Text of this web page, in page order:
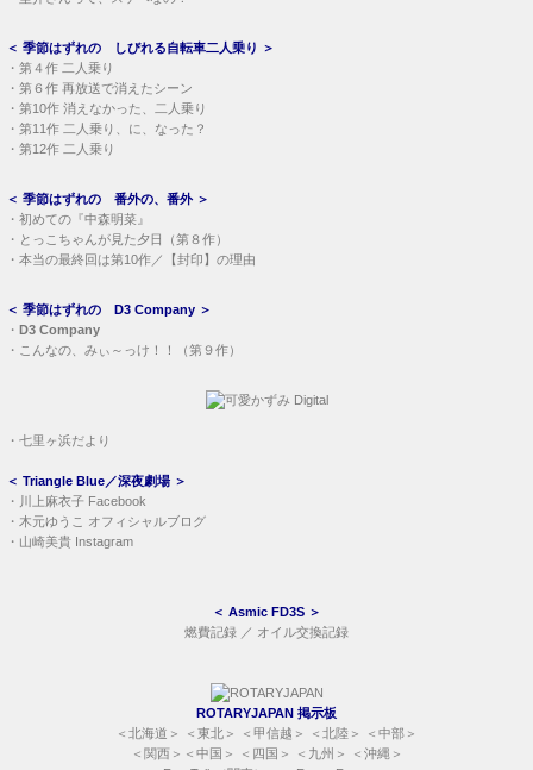
＜ 季節はずれの しびれる自転車二人乗り ＞
・ 第４作 二人乗り
・ 第６作 再放送で消えたシーン
・ 第10作 消えなかった、二人乗り
・ 第11作 二人乗り、に、なった？
・ 第12作 二人乗り
＜ 季節はずれの 番外の、番外＞
・ 初めての『中森明菜』
・ とっこちゃんが見た夕日（第８作）
・ 本当の最終回は第10作／【封印】の理由
＜ 季節はずれの D3 Company ＞
・ D3 Company
・ こんなの、みぃ～っけ！！（第９作）
・ 七里ヶ浜だより
＜ Triangle Blue／深夜劇場 ＞
・
川上麻衣子 Facebook
・ 木元ゆうこ オフィシャルブログ
・ 山崎美貴 Instagram
＜ Asmic FD3S ＞
燃費記録 ／ オイル交換記録
ROTARYJAPAN 掲示板
＜ 北海道 ＞ ＜ 東北 ＞ ＜ 甲信越 ＞ ＜ 北陸 ＞ ＜ 中部 ＞
＜ 関西＞＜ 中国 ＞ ＜ 四国 ＞ ＜ 九州 ＞ ＜ 沖縄 ＞